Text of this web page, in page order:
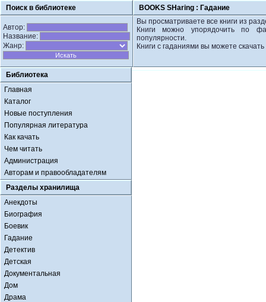
Поиск в библиотеке BOOKS SHaring : Гадание
Автор:
Название:
Жанр:
Вы просматриваете все книги из
Книги можно упорядочить по
популярности.
Книги с гаданиями вы можете
Библиотека
Главная
Каталог
Новые поступления
Популярная литература
Как качать
Чем читать
Администрация
Авторам и правообладателям
Разделы хранилища
Анекдоты
Биография
Боевик
Гадание
Детектив
Детская
Документальная
Дом
Драма